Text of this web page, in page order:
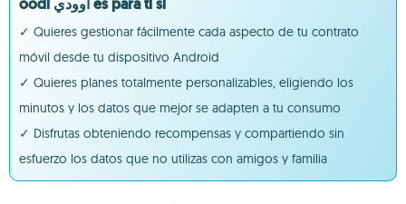
oodi أوودي es para ti si
✓ Quieres gestionar fácilmente cada aspecto de tu contrato
móvil desde tu dispositivo Android
✓ Quieres planes totalmente personalizables, eligiendo los
minutos y los datos que mejor se adapten a tu consumo
✓ Disfrutas obteniendo recompensas y compartiendo sin
esfuerzo los datos que no utilizas con amigos y familia